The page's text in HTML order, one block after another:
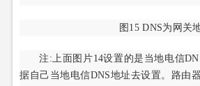
图15 DNS为网关
注:上面图片14设置的是当地电信
据自己当地电信DNS地址去设置。路由